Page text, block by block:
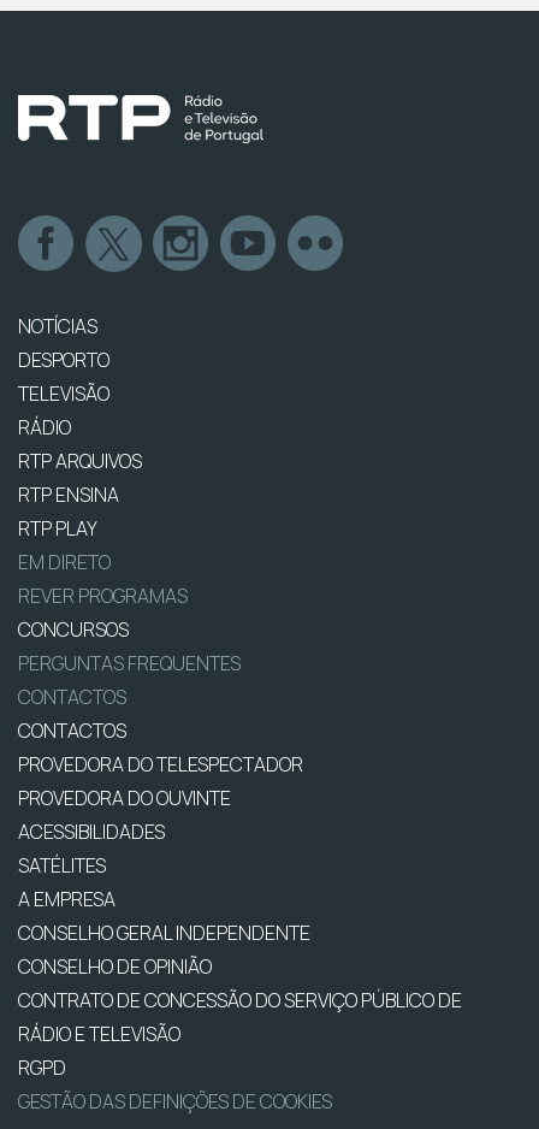
NOTÍCIAS
DESPORTO
TELEVISÃO
RÁDIO
RTP ARQUIVOS
RTP ENSINA
RTP PLAY
EM DIRETO
REVER PROGRAMAS
CONCURSOS
PERGUNTAS FREQUENTES
CONTACTOS
CONTACTOS
PROVEDORA DO TELESPECTADOR
PROVEDORA DO OUVINTE
ACESSIBILIDADES
SATÉLITES
A EMPRESA
CONSELHO GERAL INDEPENDENTE
CONSELHO DE OPINIÃO
CONTRATO DE CONCESSÃO DO SERVIÇO PÚBLICO DE
RÁDIO E TELEVISÃO
RGPD
GESTÃO DAS DEFINIÇÕES DE COOKIES